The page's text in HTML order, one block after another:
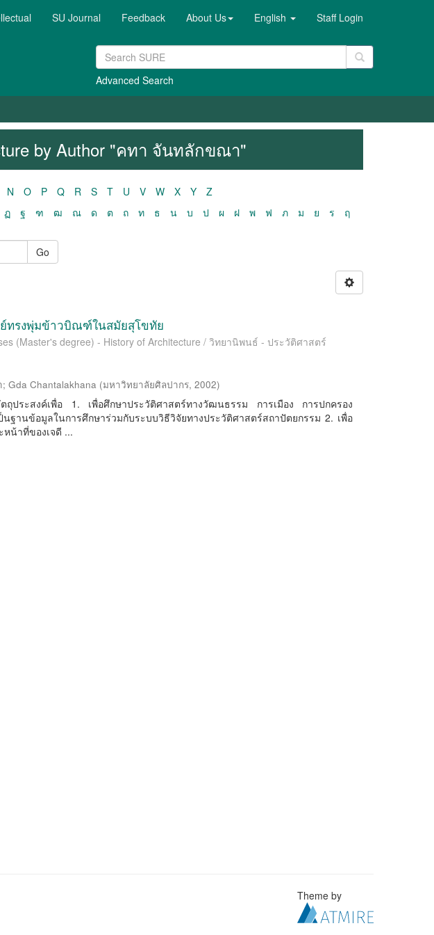
SU Journal Feedback About Us English Staff Login
Advanced Search
by Author "คทา จันทลักขณา"
N O P Q R S T U V W X Y
Z
ฏ ฐ ฑ ฒ ณ ด ต ถ ท ธ น บ ป ผ ฝ พ ฟ ภ ม ย ร
ฤ
Go
ย์ทรงพุ่มข้าวบิณฑ์ในสมัยสุโขทัย
(Master's degree) - History of Architecture / วิทยานิพนธ์ - ประวัติศาสตร์
;Gda Chantalakhana (มหาวิทยาลัยศิลปากร,2002)
ตถุประสงค์เพื่อ 1. เพื่อศึกษาประวัติศาสตร์ทางวัฒนธรรม การเมือง การปกครอง
นฐานข้อมูลในการศึกษาร่วมกับระบบวิธีวิจัยทางประวัติศาสตร์สถาปัตยกรรม 2. เพื่อ
น้าที่ของเจดี ...
Theme by